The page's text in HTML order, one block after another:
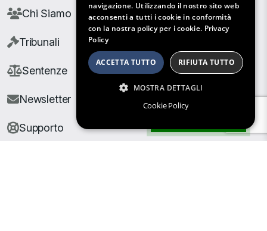
Chi Siamo
Tribunali
Sentenze
Newsletter
Supporto
navigazione. Utilizzando il nostro sito web
acconsenti a tutti i cookie in conformità
con la nostra policy per i cookie. Privacy
Policy
ACCETTA TUTTO RIFIUTA TUTTO
MOSTRA DETTAGLI
Cookie Policy